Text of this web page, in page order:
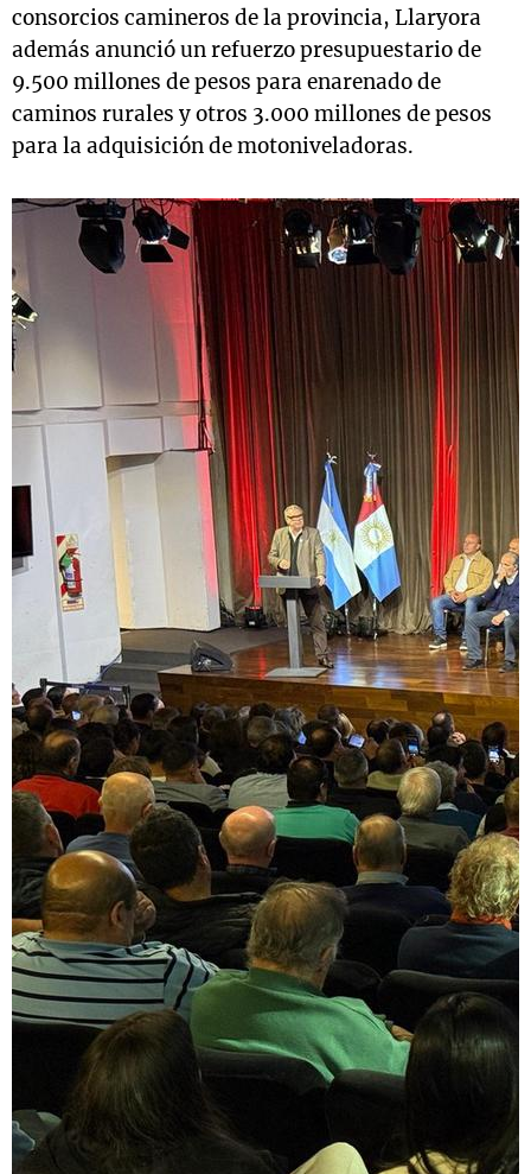
consorcios camineros de la provincia, Llaryora
además anunció un refuerzo presupuestario de
9.500 millones de pesos para enarenado de
caminos rurales y otros 3.000 millones de pesos
para la adquisición de motoniveladoras.